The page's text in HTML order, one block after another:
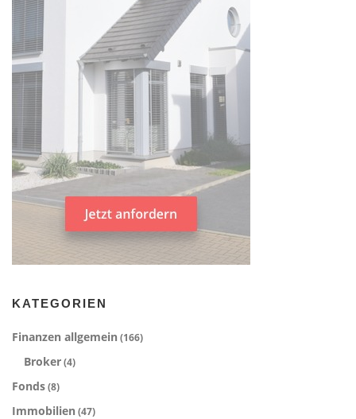
KATEGORIEN
Finanzen allgemein (166)
Broker(4)
Fonds(8)
Immobilien (47)